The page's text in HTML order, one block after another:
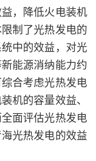
，降低火电装机
制了光热发电的
中的效益，对光
能源消纳能力约
合考虑光热发电
机的容量效益、
面评估光热发电
光热发电的效益